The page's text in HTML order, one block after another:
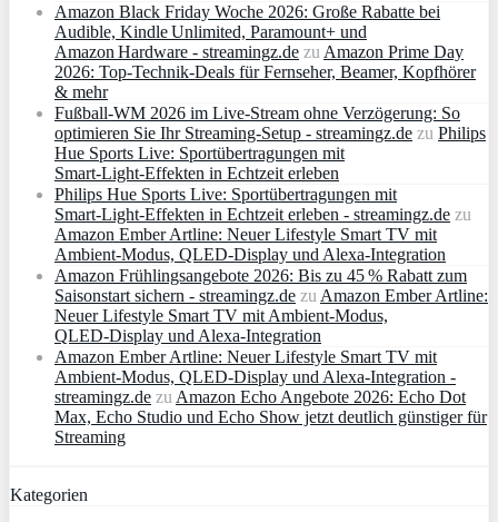
Amazon Black Friday Woche 2026: Große Rabatte bei
Audible, Kindle Unlimited, Paramount+ und
Amazon Hardware - streamingz.de zu Amazon Prime Day
2026: Top-Technik-Deals für Fernseher, Beamer, Kopfhörer
& mehr
Fußball-WM 2026 im Live-Stream ohne Verzögerung: So
optimieren Sie Ihr Streaming-Setup - streamingz.de zu Philips
Hue Sports Live: Sportübertragungen mit
Smart‑Light‑Effekten in Echtzeit erleben
Philips Hue Sports Live: Sportübertragungen mit
Smart‑Light‑Effekten in Echtzeit erleben - streamingz.de zu
Amazon Ember Artline: Neuer Lifestyle Smart TV mit
Ambient‑Modus, QLED‑Display und Alexa‑Integration
Amazon Frühlingsangebote 2026: Bis zu 45 % Rabatt zum
Saisonstart sichern - streamingz.de zu Amazon Ember Artline:
Neuer Lifestyle Smart TV mit Ambient‑Modus,
QLED‑Display und Alexa‑Integration
Amazon Ember Artline: Neuer Lifestyle Smart TV mit
Ambient‑Modus, QLED‑Display und Alexa‑Integration -
streamingz.de zu Amazon Echo Angebote 2026: Echo Dot
Max, Echo Studio und Echo Show jetzt deutlich günstiger für
Streaming
Kategorien